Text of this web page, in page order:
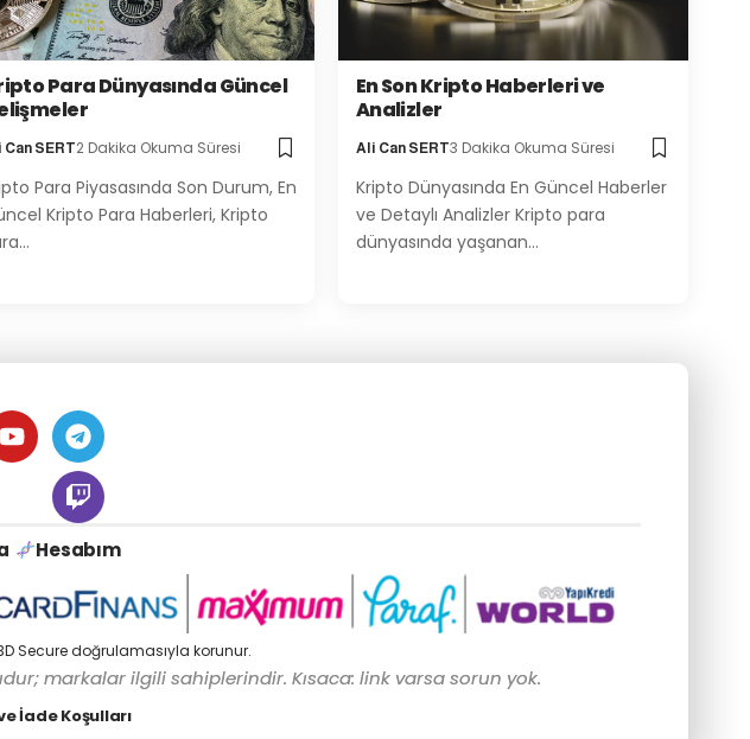
Para Dünyasında Güncel
Can SERT2 Dakika Okuma Süresi
Para Piyasasında Son Durum, En
Kripto Para Haberleri, Kripto
En Son Kripto Haberleri ve
Analizler
Ali Can SERT3 Dakika Okuma Süresi
Kripto Dünyasında En Güncel Haberler
ve Detaylı Analizler Kripto para
dünyasında yaşanan…
Hesabım
Secure doğrulamasıyla korunur.
markalar ilgili sahiplerindir. Kısaca: link varsa sorun yok.
İade Koşulları